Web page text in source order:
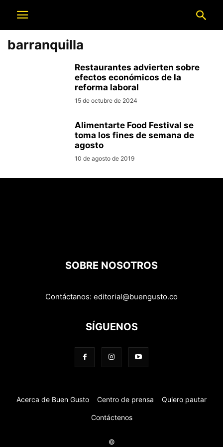
barranquilla
Restaurantes advierten sobre
efectos económicos de la
reforma laboral
15 de octubre de 2024
Alimentarte Food Festival se
toma los fines de semana de
agosto
10 de agosto de 2019
SOBRE NOSOTROS
Contáctanos: editorial@buengusto.co
SÍGUENOS
Acerca de Buen Gusto Centro de prensa Quiero pautar
Contáctenos
©